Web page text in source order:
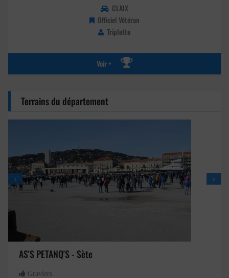
CLAIX
Officiel Vétéran
Triplette
Voir +
Terrains du département
AS'S PETANQ'S - Sète
Graviers